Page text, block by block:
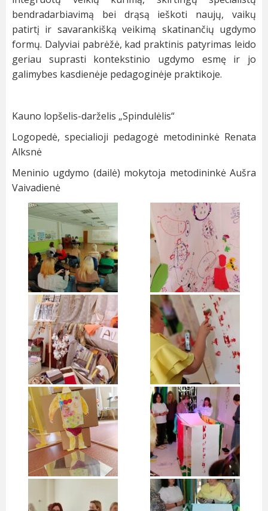
bendradarbiavimą bei drąsą ieškoti naujų, vaikų
patirtį ir savarankišką veikimą skatinančių ugdymo
formų. Dalyviai pabrėžė, kad praktinis patyrimas leido
geriau suprasti kontekstinio ugdymo esmę ir jo
galimybes kasdienėje pedagoginėje praktikoje.
Kauno lopšelis-darželis „Spindulėlis“
Logopedė, specialioji pedagogė metodininkė Renata
Alksnė
Meninio ugdymo (dailė) mokytoja metodininkė Aušra
Vaivadienė